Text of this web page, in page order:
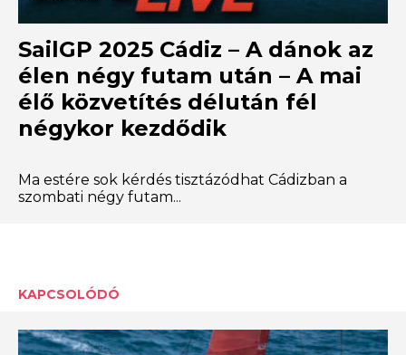
SailGP 2025 Cádiz – A dánok az
élen négy futam után – A mai
élő közvetítés délután fél
négykor kezdődik
Ma estére sok kérdés tisztázódhat Cádizban a
szombati négy futam...
KAPCSOLÓDÓ